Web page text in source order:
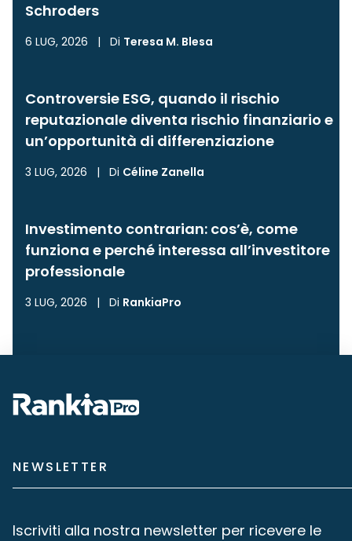
Schroders
6 LUG, 2026 | Di Teresa M. Blesa
Controversie ESG, quando il rischio
reputazionale diventa rischio finanziario e
un’opportunità di differenziazione
3 LUG, 2026 | Di Céline Zanella
Investimento contrarian: cos’è, come
funziona e perché interessa all’investitore
professionale
3 LUG, 2026 | Di RankiaPro
NEWSLETTER
Iscriviti alla nostra newsletter per ricevere le